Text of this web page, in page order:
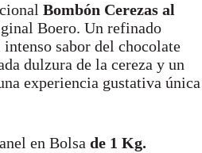
Bombón Cerezas al
Boero. Un refinado
sabor del chocolate
dulzura de la cereza y un
experiencia gustativa única
en Bolsa de 1 Kg.